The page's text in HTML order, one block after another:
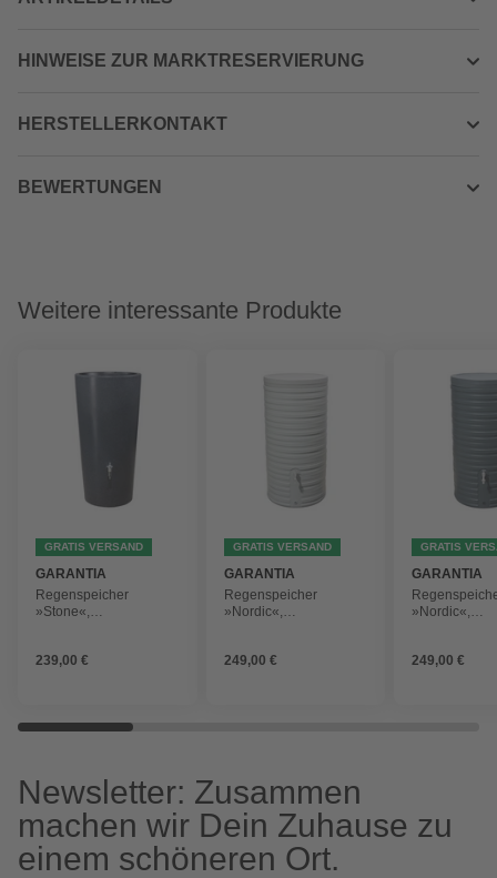
HINWEISE ZUR MARKTRESERVIERUNG
HERSTELLERKONTAKT
BEWERTUNGEN
Weitere interessante Produkte
GRATIS VERSAND
GARANTIA
Regenspeicher
»Stone«,
239,00 €
GRATIS VERSAND
GARANTIA
Regenspeicher
»Nordic«,
249,00 €
GRATIS
GARANTIA
»Nordic«,
249,00 €
Newsletter: Zusammen
machen wir Dein Zuhause zu
einem schöneren Ort.